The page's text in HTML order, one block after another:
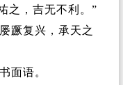
之，吉无不利。”
蹶复兴，承天之
面语。